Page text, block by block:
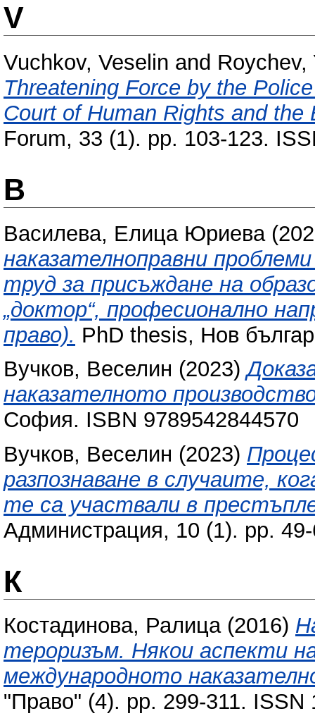
V
Vuchkov, Veselin and Roychev,
Threatening Force by the
Court of Human Rights and the
Forum, 33 (1). pp. 103-123.
В
Василева, Елица Юриева
наказателноправни
труд за присъждане на
„доктор“, професионално
право). PhD thesis, Нов
Вучков, Веселин (2023)
наказателното
София. ISBN 9789542844570
Вучков, Веселин (2023)
разпознаване в случаите,
те са участвали в
Администрация, 10 (1). pp.
К
Костадинова, Ралица(2016)
тероризъм. Някои аспекти
международното
"Право" (4). pp. 299-311. ISSN